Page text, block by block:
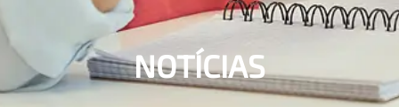
NOTÍCIAS